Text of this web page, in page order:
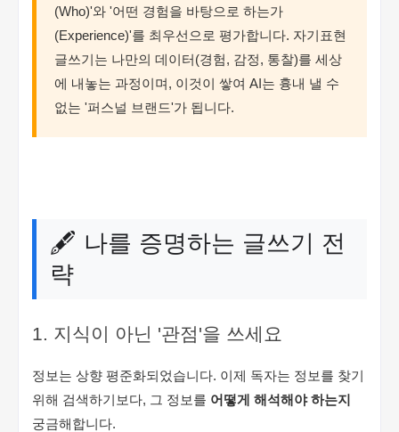
(Who)'와 '어떤 경험을 바탕으로 하는가
(Experience)'를 최우선으로 평가합니다. 자기표현
글쓰기는 나만의 데이터(경험, 감정, 통찰)를 세상
에 내놓는 과정이며, 이것이 쌓여 AI는 흉내 낼 수
없는 '퍼스널 브랜드'가 됩니다.
🖋️ 나를 증명하는 글쓰기 전
략
1. 지식이 아닌 '관점'을 쓰세요
정보는 상향 평준화되었습니다. 이제 독자는 정보를 찾기
위해 검색하기보다, 그 정보를 어떻게 해석해야 하는지
궁금해합니다.